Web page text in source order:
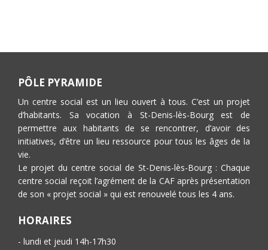
PÔLE PYRAMIDE
Un centre social est un lieu ouvert à tous. C’est un projet
d’habitants. Sa vocation à St-Denis-lès-Bourg est de
permettre aux habitants de se rencontrer, d’avoir des
initiatives, d’être un lieu ressource pour tous les âges de la
vie.
Le projet du centre social de St-Denis-lès-Bourg : Chaque
centre social reçoit l’agrément de la CAF après présentation
de son « projet social » qui est renouvelé tous les 4 ans.
HORAIRES
- lundi et jeudi 14h-17h30